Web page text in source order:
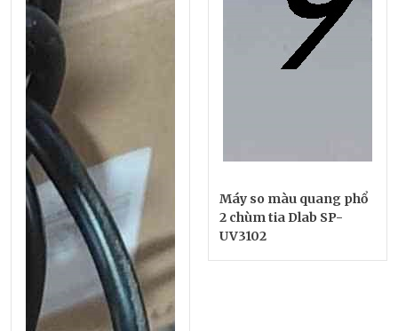
Máy so màu quang phổ
2 chùm tia Dlab SP-
UV3102